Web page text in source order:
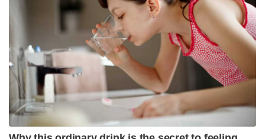
നാടുകളിൽ എത്തിക്കേണ്ട ചുമതല
ഏറ്റെടുക്കുമെന്നാണ് കെ.എസ്.ആർ.ടി.സി
വെളിപ്പെടുത്തിയിരിക്കുന്നത്.
Tags: ksrtc